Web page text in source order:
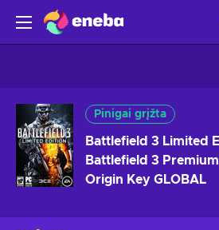
Pinigai grįžta
Battlefield 3 Limited
Battlefield 3
Origin Key GLOBAL